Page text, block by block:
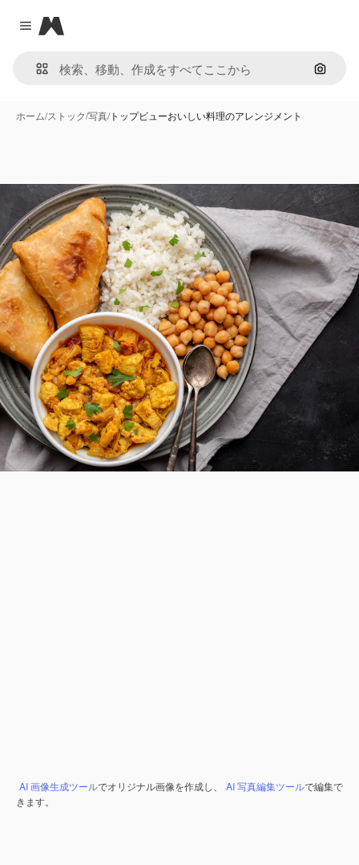
Close menu
Magnific
画像で
ホーム/ストック/写真/トップビューおいしい料理のアレンジメント
AI 画像生成ツールでオリジナル画像を作成し、 AI 写真編集ツールで編集で
きます。